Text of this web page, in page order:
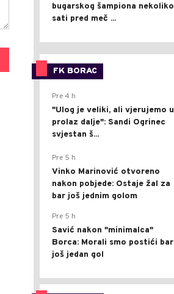
bugarskog šampiona nekoliko
sati pred meč ...
FK BORAC
Pre 4 h
"Ulog je veliki, ali vjerujemo u
prolaz dalje": Sandi Ogrinec
svjestan š...
Pre 5 h
Vinko Marinović otvoreno
nakon pobjede: Ostaje žal za
bar još jednim golom
Pre 5 h
Savić nakon "minimalca"
Borca: Morali smo postići bar
još jedan gol